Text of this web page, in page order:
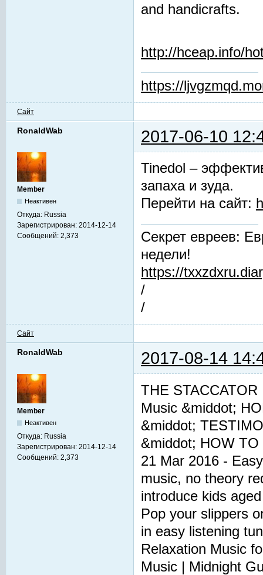
and handicrafts.
http://hceap.info/
https://
Сайт
RonaldWab 2017-06-10
Member
Неактивен
Откуда: Russia
Зарегистрирован: 2014-12-14
Сообщений: 2,373
Tinedol –
запаха и зуда.
Перейти на сайт:
Секрет евреев:
недели!
https://
/
/
Сайт
RonaldWab 2017-08-14
Member
Неактивен
Откуда: Russia
Зарегистрирован: 2014-12-14
Сообщений: 2,373
THE
Music &middot;
&middot;
&middot; HOW TO
21 Mar 2016 -
music, no theory
introduce kids
Pop your slippers
in easy listening
Relaxation Music
Music | Midnight